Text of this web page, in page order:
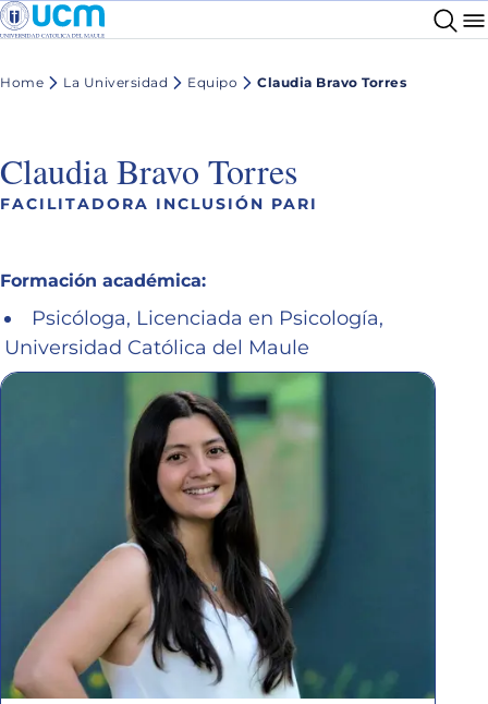
Home La Universidad Equipo Claudia Bravo Torres
Claudia Bravo Torres
FACILITADORA INCLUSIÓN PARI
Formación académica:
Psicóloga, Licenciada en Psicología,
Universidad Católica del Maule